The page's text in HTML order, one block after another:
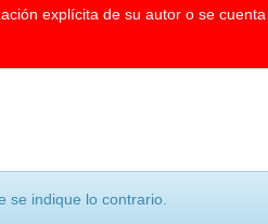
explícita de su autor o se
se indique lo contrario.